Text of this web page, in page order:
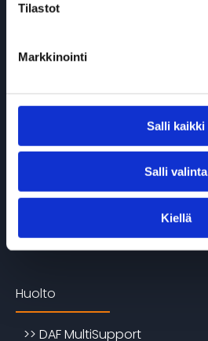
Tilastot
Markkinointi
Salli kaikki
Salli valinta
Kiellä
>> Varastoautot
>> Käytetyt
DAF Electric -mallisto
>> DAF XF, XG & XG+ Electric
>> DAF XB Electric
Huolto
>> DAF MultiSupport